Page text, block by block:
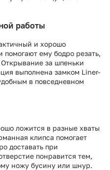
работы
и хорошо
ему бодро резать,
за шпеньки
выполнена замком Liner-
в повседневном
ложится в разные хваты
клипса помогает
доставать при
понравится тем,
ножу бусину или шнур.